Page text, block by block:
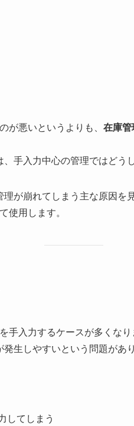
が悪いというよりも、 在庫管
手入力中心の管理ではどう
が崩れてしまう主な原因を
使用します。
手入力するケースが多くなり
生しやすいという問題があり
してしまう